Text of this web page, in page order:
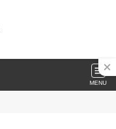
MENU